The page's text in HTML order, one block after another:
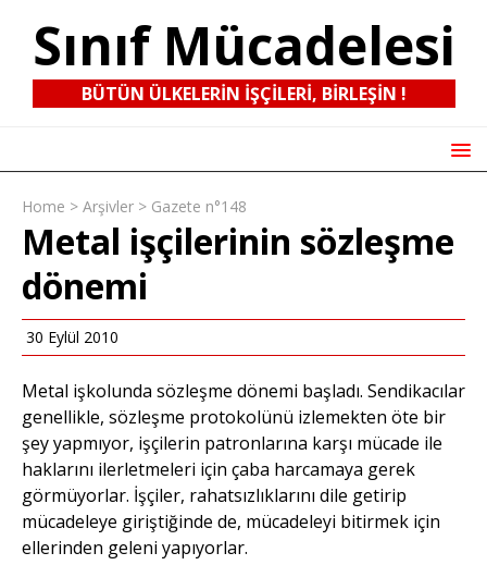
Sınıf Mücadelesi
BÜTÜN ÜLKELERIN IŞÇILERI, BIRLEŞIN !
Home > Arşivler > Gazete n°148
Metal işçilerinin sözleşme
dönemi
30 Eylül 2010
Metal işkolunda sözleşme dönemi başladı. Sendikacılar
genellikle, sözleşme protokolünü izlemekten öte bir
şey yapmıyor, işçilerin patronlarına karşı mücade ile
haklarını ilerletmeleri için çaba harcamaya gerek
görmüyorlar. İşçiler, rahatsızlıklarını dile getirip
mücadeleye giriştiğinde de, mücadeleyi bitirmek için
ellerinden geleni yapıyorlar.